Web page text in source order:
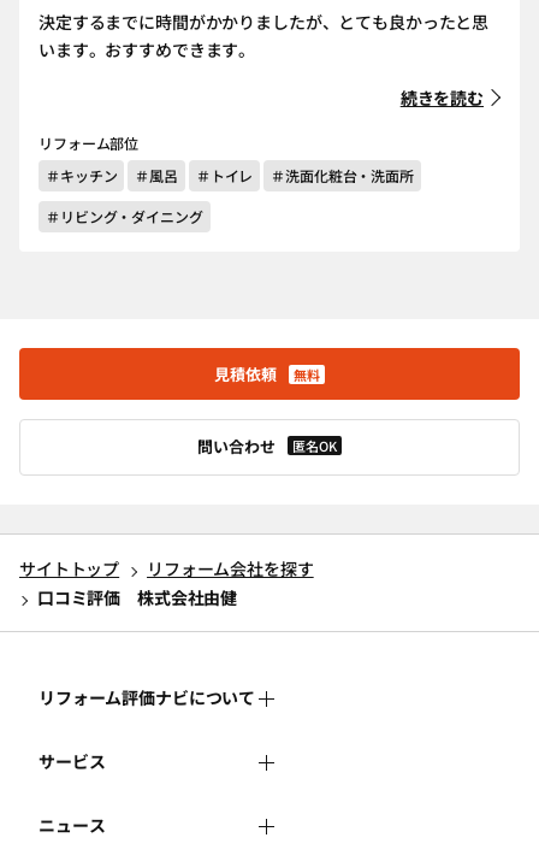
決定するまでに時間がかかりましたが、とても良かったと思
います。おすすめできます。
続きを読む
リフォーム部位
＃キッチン
＃風呂 ＃トイレ
＃洗面化粧台・洗面所
＃リビング・ダイニング
見積依頼 無料
問い合わせ 匿名OK
サイトトップ
リフォーム会社を探す
口コミ評価 株式会社由健
リフォーム評価ナビについて
リフォーム評価ナビとは
運営体制
サービス
リフォーム会社を探す
ニュース